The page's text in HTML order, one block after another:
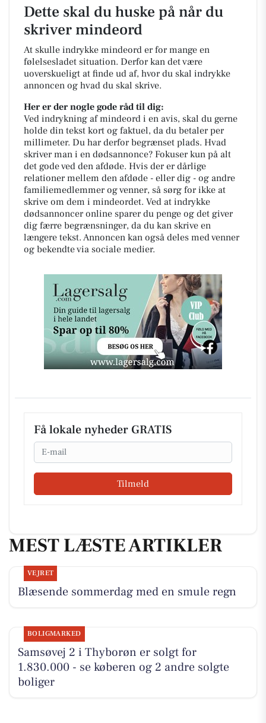
Dette skal du huske på når du
skriver mindeord
At skulle indrykke mindeord er for mange en
følelsesladet situation. Derfor kan det være
uoverskueligt at finde ud af, hvor du skal indrykke
annoncen og hvad du skal skrive.
Her er der nogle gode råd til dig:
Ved indrykning af mindeord i en avis, skal du gerne
holde din tekst kort og faktuel, da du betaler per
millimeter. Du har derfor begrænset plads. Hvad
skriver man i en dødsannonce? Fokuser kun på alt
det gode ved den afdøde. Hvis der er dårlige
relationer mellem den afdøde - eller dig - og andre
familiemedlemmer og venner, så sørg for ikke at
skrive om dem i mindeordet. Ved at indrykke
dødsannoncer online sparer du penge og det giver
dig færre begrænsninger, da du kan skrive en
længere tekst. Annoncen kan også deles med venner
og bekendte via sociale medier.
Få lokale nyheder GRATIS
Email
Tilmeld
MEST LÆSTE ARTIKLER
VEJRET
Blæsende sommerdag med en smule regn
BOLIGMARKED
Samsøvej 2 i Thyborøn er solgt for
1.830.000 - se køberen og 2 andre solgte
boliger